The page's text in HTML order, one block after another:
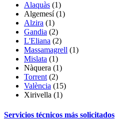
Alaquàs (1)
Algemesí (1)
Alzira (1)
Gandia (2)
L'Eliana (2)
Massamagrell (1)
Mislata (1)
Nàquera (1)
Torrent(2)
València (15)
Xirivella (1)
Servicios técnicos más solicitados